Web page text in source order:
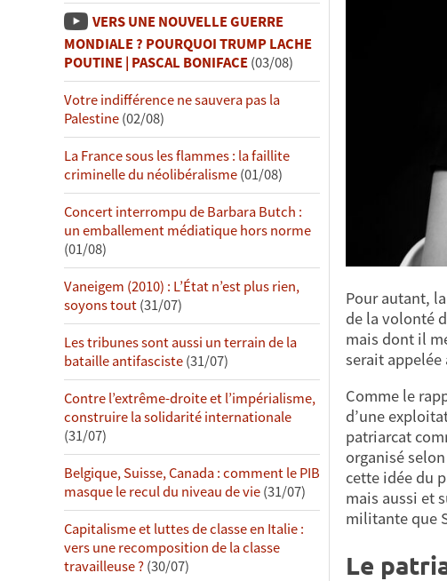
VERS UNE NOUVELLE GUERRE
MONDIALE ? POURQUOI TRUMP LACHE
POUTINE | PASCAL BONIFACE(03/08)
Votre indifférence ne sauvera pas la
Palestine(02/08)
La France sous les flammes : la faillite
criminelle du néolibéralisme(01/08)
Concert interrompu de Barbara Butch :
un emballement médiatique hors norme
(01/08)
Vaneigem (2010) : L’État n’est plus rien,
soyons tout(31/07)
Les tribunes sont aussi un terrain de la
bataille antifasciste(31/07)
Contre l’extrême-droite et l’impérialisme,
construire la solidarité internationale
(31/07)
Belgique, Suisse, Canada : comment le PIB
masque le recul du niveau de vie(31/07)
Capitalisme et luttes de classe en Italie :
vers une recomposition de la classe
travailleuse ?(30/07)
Pour autant,
de la volonté
mais dont il
serait appelée
Comme le
d’une
patriarcat
organisé
cette idée du
mais aussi et
militante que
Le